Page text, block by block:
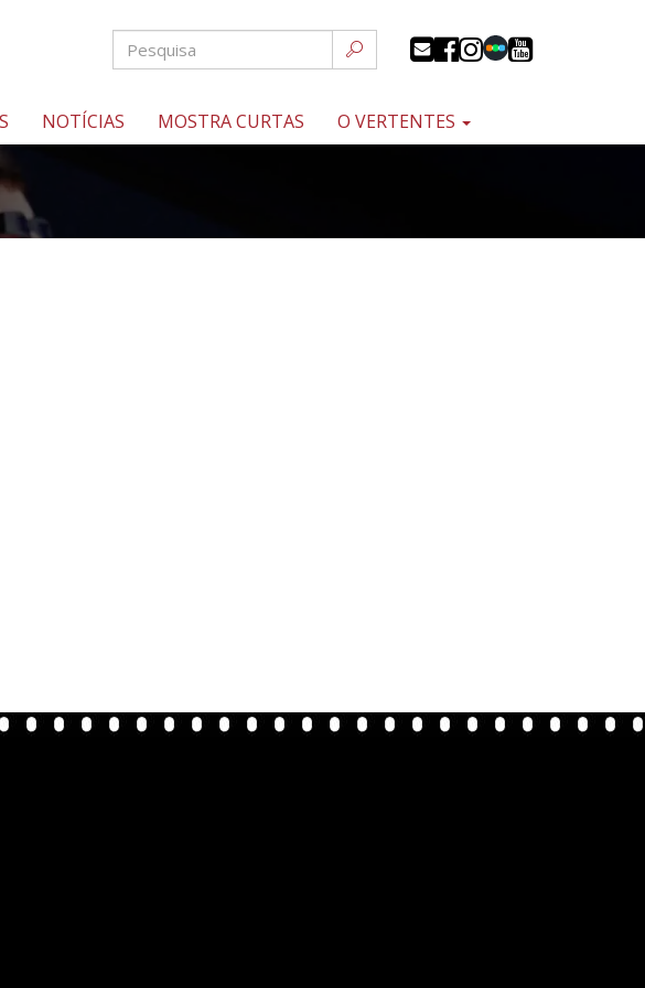
NOTÍCIAS MOSTRA CURTAS O VERTENTES